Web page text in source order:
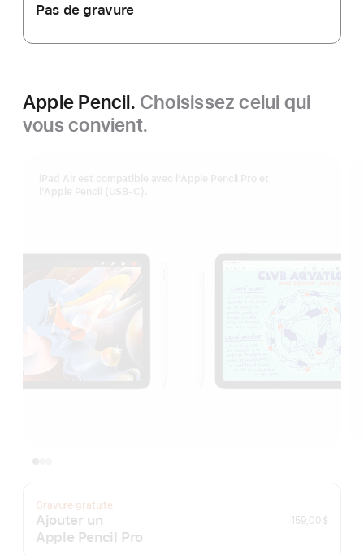
Pas de gravure
Apple Pencil. Choisissez celui qui
vous convient.
Gravure gratuite
Ajouter un
Apple Pencil Pro
159,00 $